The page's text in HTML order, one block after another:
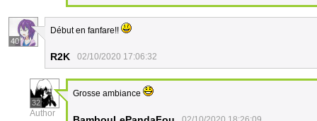
40
Début en fanfare!!
R2K 02/10/2020 17:06:32
32
Author
Grosse ambiance